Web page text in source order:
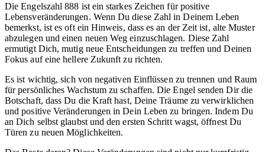
Die Engelszahl 888 ist ein starkes Zeichen für positive
Lebensveränderungen. Wenn Du diese Zahl in Deinem Leben
bemerkst, ist es oft ein Hinweis, dass es an der Zeit ist, alte Muster
abzulegen und einen neuen Weg einzuschlagen. Diese Zahl
ermutigt Dich, mutig neue Entscheidungen zu treffen und Deinen
Fokus auf eine hellere Zukunft zu richten.
Es ist wichtig, sich von negativen Einflüssen zu trennen und Raum
für persönliches Wachstum zu schaffen. Die Engel senden Dir die
Botschaft, dass Du die Kraft hast, Deine Träume zu verwirklichen
und positive Veränderungen in Dein Leben zu bringen. Indem Du
an Dich selbst glaubst und den ersten Schritt wagst, öffnest Du
Türen zu neuen Möglichkeiten.